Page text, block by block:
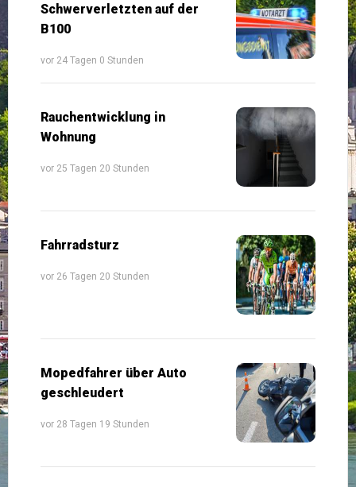
Schwerverletzten auf der
B100
vor 24 Tagen 0 Stunden
Rauchentwicklung in
Wohnung
vor 25 Tagen 20 Stunden
Fahrradsturz
vor 26 Tagen 20 Stunden
Mopedfahrer über Auto
geschleudert
vor 28 Tagen 19 Stunden